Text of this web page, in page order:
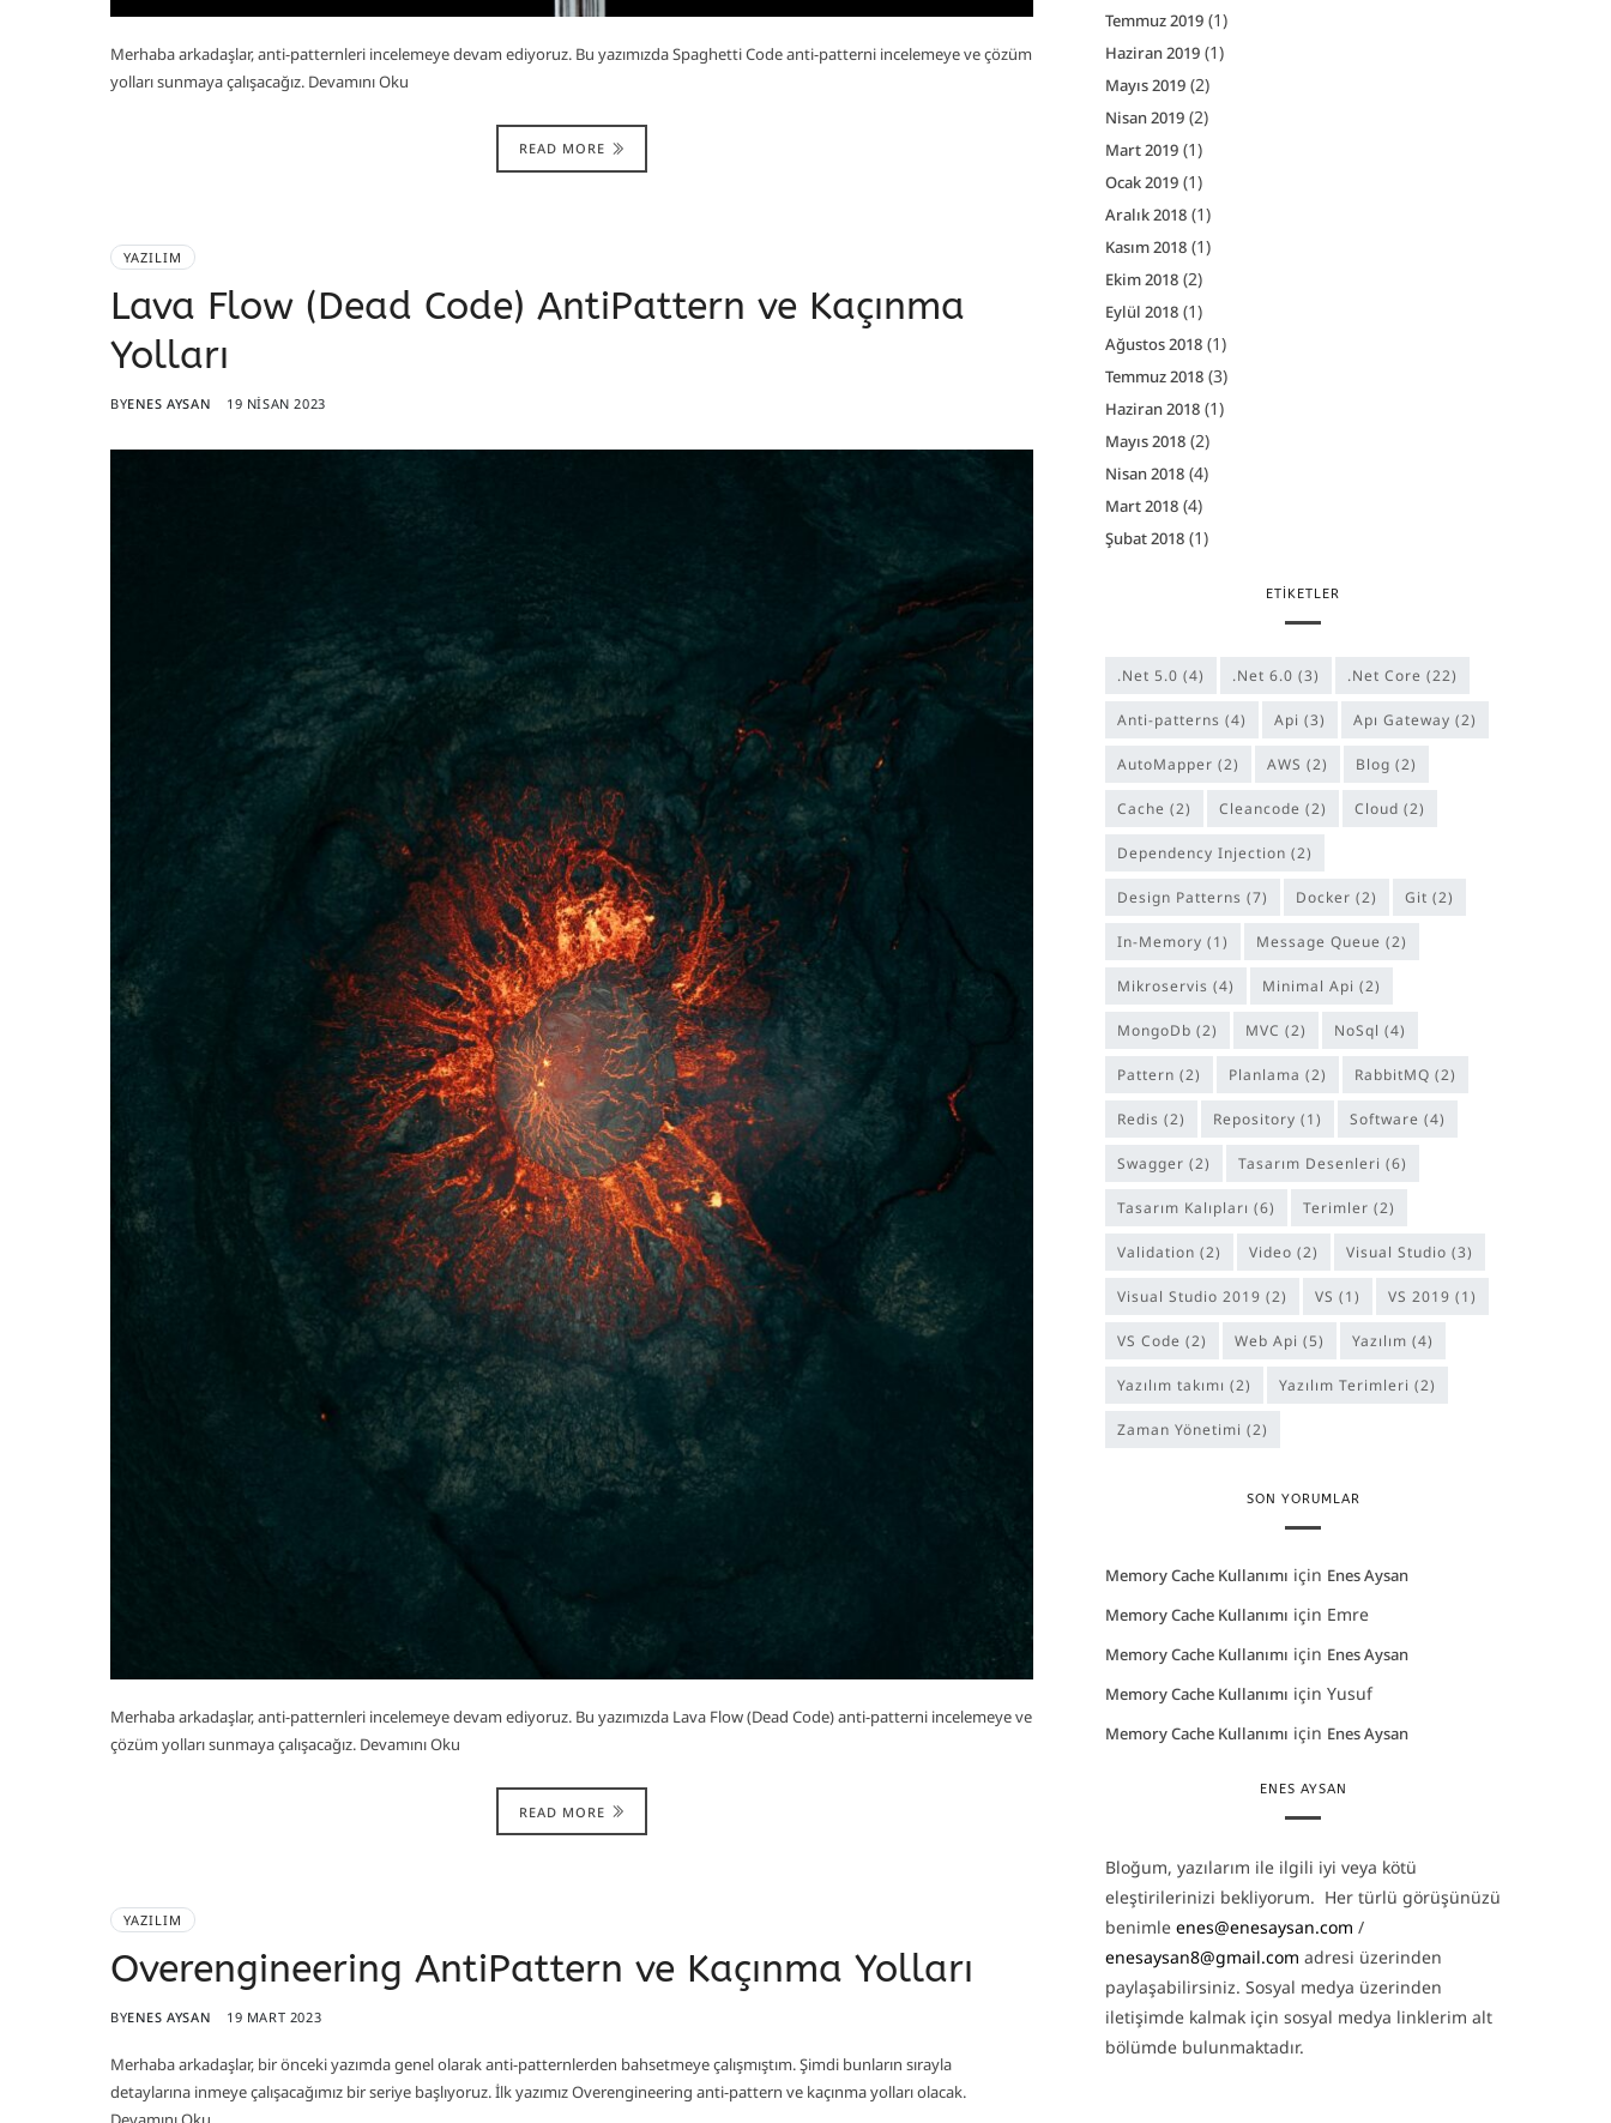
Merhaba arkadaşlar, anti-patternleri incelemeye devam ediyoruz. Bu yazımızda Spaghetti Code anti-patterni incelemeye ve çözüm
yolları sunmaya çalışacağız. Devamını Oku
READ MORE
YAZILIM
Lava Flow (Dead Code) AntiPattern ve Kaçınma
Yolları
BYENES AYSAN 19 NISAN 2023
Merhaba arkadaşlar, anti-patternleri incelemeye devam ediyoruz. Bu yazımızda Lava Flow (Dead Code) anti-patterni incelemeye ve
çözüm yolları sunmaya çalışacağız. Devamını Oku
READ MORE
YAZILIM
Overengineering AntiPattern ve Kaçınma Yolları
BYENES AYSAN 19 MART 2023
Merhaba arkadaşlar, bir önceki yazımda genel olarak anti-patternlerden bahsetmeye çalışmıştım. Şimdi bunların sırayla
detaylarına inmeye çalışacağımız bir seriye başlıyoruz. İlk yazımız Overengineering anti-pattern ve kaçınma yolları olacak.
Temmuz 2019 (1)
Haziran 2019 (1)
Mayıs 2019 (2)
Nisan 2019 (2)
Mart 2019 (1)
Ocak 2019 (1)
Aralık 2018 (1)
Kasım 2018 (1)
Ekim 2018 (2)
Eylül 2018 (1)
Ağustos 2018 (1)
Temmuz 2018 (3)
Haziran 2018 (1)
Mayıs 2018 (2)
Nisan 2018 (4)
Mart 2018 (4)
Şubat 2018 (1)
ETIKETLER
.Net 5.0 (4) .Net 6.0 (3) .Net Core (22)
anti-patterns (4) Api (3) Apı Gateway (2)
AutoMapper (2) AWS (2) Blog (2)
Cache (2) cleancode (2) Cloud (2)
Dependency Injection (2)
Design Patterns (7) Docker (2) Git (2)
In-Memory (1) Message Queue (2)
Mikroservis (4) Minimal Api (2)
MongoDb (2) MVC (2) NoSql (4)
Pattern (2) Planlama (2) RabbitMQ (2)
Redis (2) repository (1) software (4)
Swagger (2) Tasarım Desenleri (6)
Tasarım Kalıpları (6) Terimler (2)
Validation (2) Video (2) Visual Studio (3)
Visual Studio 2019 (2) VS (1) VS 2019 (1)
VS Code (2) Web Api (5) Yazılım (4)
yazılım takımı (2) Yazılım Terimleri (2)
Zaman Yönetimi (2)
SON YORUMLAR
Memory Cache Kullanımı için Enes Aysan
Memory Cache Kullanımı için Emre
Memory Cache Kullanımı için Enes Aysan
Memory Cache Kullanımı için Yusuf
Memory Cache Kullanımı için Enes Aysan
ENES AYSAN
Bloğum, yazılarım ile ilgili iyi veya kötü
eleştirilerinizi bekliyorum. Her türlü görüşünüzü
benimle enes@enesaysan.com /
enesaysan8@gmail.com adresi üzerinden
paylaşabilirsiniz. Sosyal medya üzerinden
iletişimde kalmak için sosyal medya linklerim alt
bölümde bulunmaktadır.